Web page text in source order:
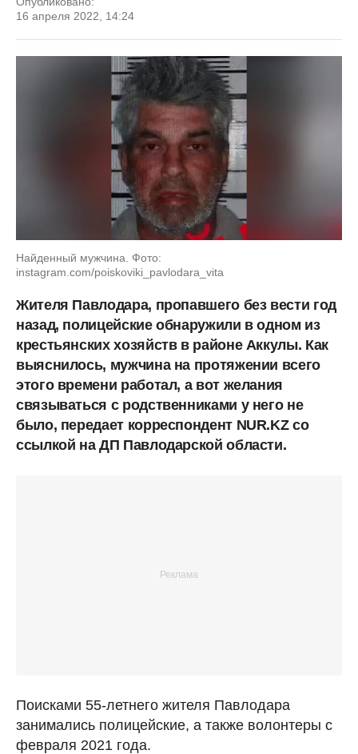
16 апреля 2022, 14:24
Найденный мужчина. Фото:
instagram.com/poiskoviki_pavlodara_vita
Жителя Павлодара, пропавшего без вести год
назад, полицейские обнаружили в одном из
крестьянских хозяйств в районе Аккулы. Как
выяснилось, мужчина на протяжении всего
этого времени работал, а вот желания
связываться с родственниками у него не
было, передает корреспондент NUR.KZ со
ссылкой на ДП Павлодарской области.
Поисками 55-летнего жителя Павлодара
занимались полицейские, а также волонтеры с
февраля 2021 года.